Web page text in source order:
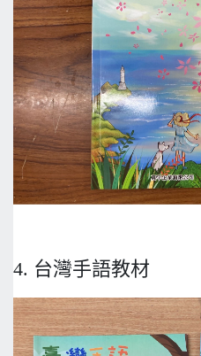
4. 台灣手語教材